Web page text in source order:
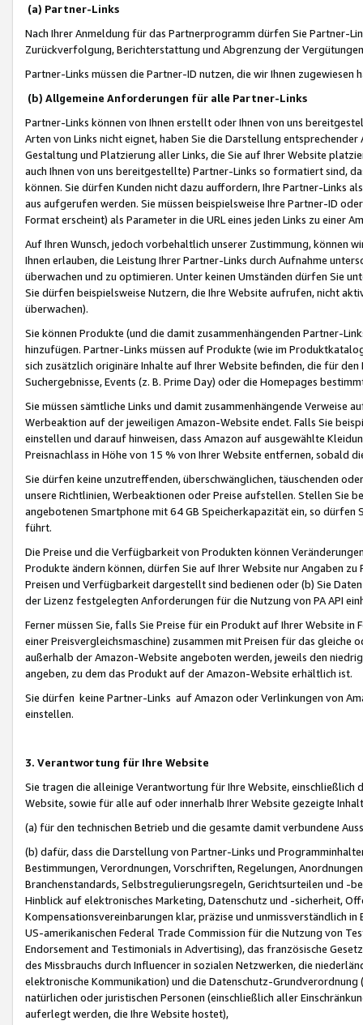
(a) Partner-Links
Nach Ihrer Anmeldung für das Partnerprogramm dürfen Sie Partner-
Zurückverfolgung, Berichterstattung und Abgrenzung der
Partner-Links müssen die Partner-ID nutzen, die wir Ihnen zugewiesen
(b) Allgemeine Anforderungen für alle Partner-Links
Partner-Links können von Ihnen erstellt oder Ihnen von uns
Arten von Links nicht eignet, haben Sie die Darstellung
Gestaltung und Platzierung aller Links, die Sie auf Ihrer Website
auch Ihnen von uns bereitgestellte) Partner-Links so formatiert sind,
können. Sie dürfen Kunden nicht dazu auffordern, Ihre Partner-Links
aus aufgerufen werden. Sie müssen beispielsweise Ihre Partner-ID
Format erscheint) als Parameter in die URL eines jeden Links zu einer
Auf Ihren Wunsch, jedoch vorbehaltlich unserer Zustimmung, können
Ihnen erlauben, die Leistung Ihrer Partner-Links durch Aufnahme
überwachen und zu optimieren. Unter keinen Umständen dürfen Sie
Sie dürfen beispielsweise Nutzern, die Ihre Website aufrufen, nicht
überwachen).
Sie können Produkte (und die damit zusammenhängenden Partner-
hinzufügen. Partner-Links müssen auf Produkte (wie im
sich zusätzlich originäre Inhalte auf Ihrer Website befinden, die für
Suchergebnisse, Events (z. B. Prime Day) oder die Homepages
Sie müssen sämtliche Links und damit zusammenhängende
Werbeaktion auf der jeweiligen Amazon-Website endet. Falls Sie
einstellen und darauf hinweisen, dass Amazon auf ausgewählte
Preisnachlass in Höhe von 15 % von Ihrer Website entfernen, sobald
Sie dürfen keine unzutreffenden, überschwänglichen, täuschenden
unsere Richtlinien, Werbeaktionen oder Preise aufstellen. Stellen Sie
angebotenen Smartphone mit 64 GB Speicherkapazität ein, so dürfen
führt.
Die Preise und die Verfügbarkeit von Produkten können
Produkte ändern können, dürfen Sie auf Ihrer Website nur Angaben
Preisen und Verfügbarkeit dargestellt sind bedienen oder (b) Sie
der Lizenz festgelegten Anforderungen für die Nutzung von PA API
Ferner müssen Sie, falls Sie Preise für ein Produkt auf Ihrer Website
einer Preisvergleichsmaschine) zusammen mit Preisen für das
außerhalb der Amazon-Website angeboten werden, jeweils den
angeben, zu dem das Produkt auf der Amazon-Website erhältlich ist.
Sie dürfen keine Partner-Links auf Amazon oder Verlinkungen von
einstellen.
3. Verantwortung für Ihre Website
Sie tragen die alleinige Verantwortung für Ihre Website,
Website, sowie für alle auf oder innerhalb Ihrer Website gezeigte
(a) für den technischen Betrieb und die gesamte damit verbundene
(b) dafür, dass die Darstellung von Partner-Links und
Bestimmungen, Verordnungen, Vorschriften, Regelungen,
Branchenstandards, Selbstregulierungsregeln, Gerichtsurteilen und -
Hinblick auf elektronisches Marketing, Datenschutz und -sicherheit,
Kompensationsvereinbarungen klar, präzise und unmissverständlich
US-amerikanischen Federal Trade Commission für die Nutzung von
Endorsement and Testimonials in Advertising), das französische
des Missbrauchs durch Influencer in sozialen Netzwerken, die
elektronische Kommunikation) und die Datenschutz-
natürlichen oder juristischen Personen (einschließlich aller
auferlegt werden, die Ihre Website hostet),